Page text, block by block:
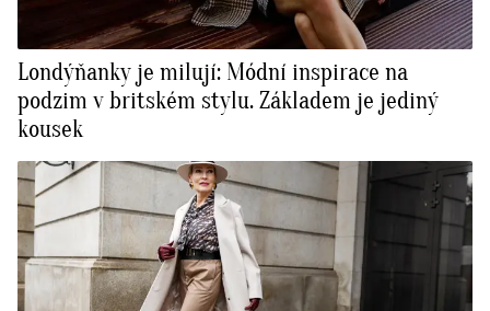
Londýňanky je milují: Módní inspirace na
podzim v britském stylu. Základem je jediný
kousek